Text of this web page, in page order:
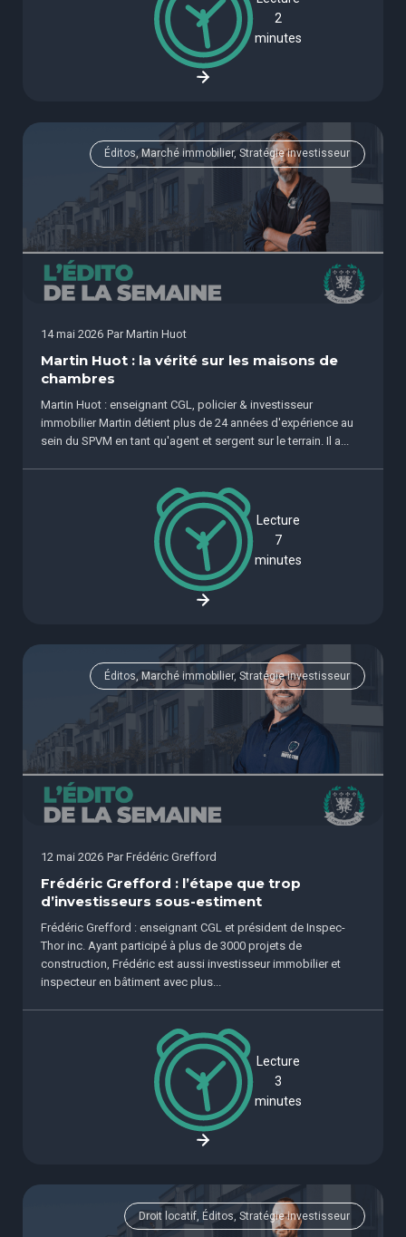
2
minutes
Éditos, Marché immobilier, Stratégie investisseur
14 mai 2026 Par Martin Huot
Martin Huot : la vérité sur les maisons de
chambres
Martin Huot : enseignant CGL, policier & investisseur
immobilier Martin détient plus de 24 années d'expérience au
sein du SPVM en tant qu'agent et sergent sur le terrain. Il a...
Lecture
7
minutes
Éditos, Marché immobilier, Stratégie investisseur
12 mai 2026 Par Frédéric Grefford
Frédéric Grefford : l’étape que trop
d’investisseurs sous-estiment
Frédéric Grefford : enseignant CGL et président de Inspec-
Thor inc. Ayant participé à plus de 3000 projets de
construction, Frédéric est aussi investisseur immobilier et
inspecteur en bâtiment avec plus...
Lecture
3
minutes
Droit locatif, Éditos, Stratégie investisseur